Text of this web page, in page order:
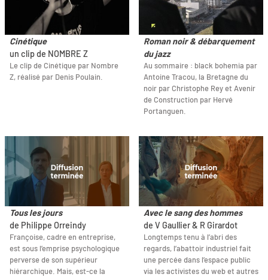
Cinétique
un clip de NOMBRE Z
Le clip de Cinétique par Nombre
Z, réalisé par Denis Poulain.
Roman noir & débarquement
du jazz
Au sommaire : black bohemia par
Antoine Tracou, la Bretagne du
noir par Christophe Rey et Avenir
de Construction par Hervé
Portanguen.
Tous les jours
de Philippe Orreindy
Françoise, cadre en entreprise,
est sous l’emprise psychologique
perverse de son supérieur
hiérarchique. Mais, est-ce la
Avec le sang des hommes
de V Gaullier & R Girardot
Longtemps tenu à l’abri des
regards, l’abattoir industriel fait
une percée dans l’espace public
via les activistes du web et autres